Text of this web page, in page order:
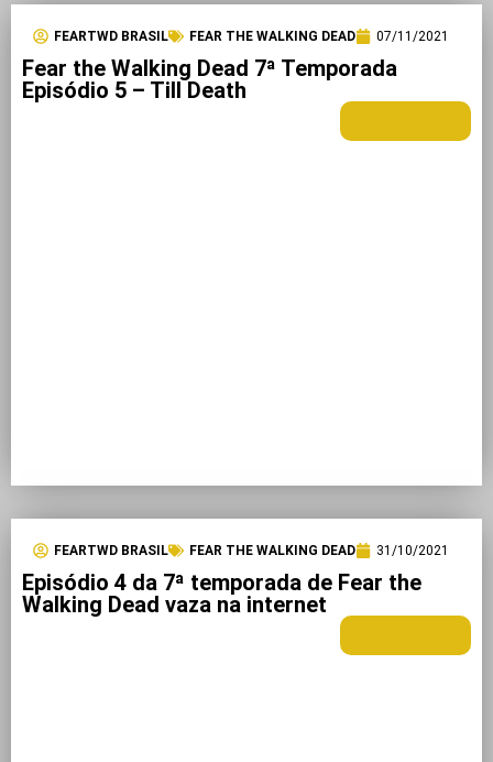
FEARTWD BRASIL FEAR THE WALKING DEAD 07/11/2021
Fear the Walking Dead 7ª Temporada
Episódio 5 – Till Death
FEARTWD BRASIL FEAR THE WALKING DEAD 31/10/2021
Episódio 4 da 7ª temporada de Fear the
Walking Dead vaza na internet